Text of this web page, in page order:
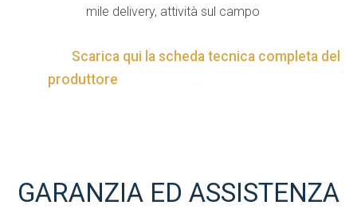
mile delivery, attività sul campo
Scarica qui la scheda tecnica completa del
produttore
GARANZIA ED ASSISTENZA